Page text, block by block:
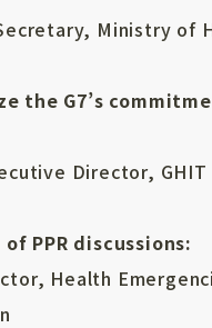
Ministry
the G7’s
Director, GHIT
PPR discussions:
Health